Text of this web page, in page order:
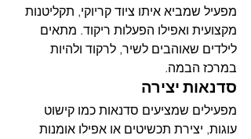
מפעיל שמביא איתו ציוד קריוקי, תקליטנות
מקצועית ואפילו הפעלות ריקוד. מתאים
לילדים שאוהבים לשיר, לרקוד ולהיות
במרכז הבמה.
סדנאות יצירה
מפעילים שמציעים סדנאות כמו קישוט
עוגות, יצירת תכשיטים או אפילו אומנות